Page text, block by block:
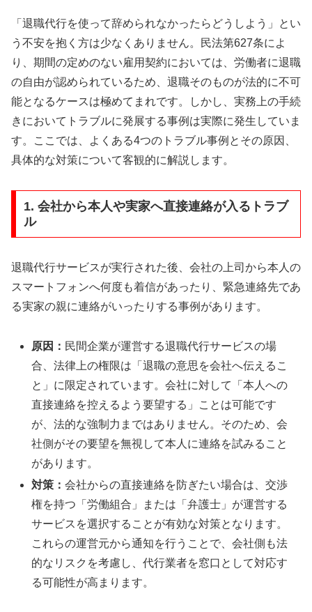
「退職代行を使って辞められなかったらどうしよう」とい
う不安を抱く方は少なくありません。民法第627条によ
り、期間の定めのない雇用契約においては、労働者に退職
の自由が認められているため、退職そのものが法的に不可
能となるケースは極めてまれです。しかし、実務上の手続
きにおいてトラブルに発展する事例は実際に発生していま
す。ここでは、よくある4つのトラブル事例とその原因、
具体的な対策について客観的に解説します。
1. 会社から本人や実家へ直接連絡が入るトラブ
ル
退職代行サービスが実行された後、会社の上司から本人の
スマートフォンへ何度も着信があったり、緊急連絡先であ
る実家の親に連絡がいったりする事例があります。
原因： 民間企業が運営する退職代行サービスの場
合、法律上の権限は「退職の意思を会社へ伝えるこ
と」に限定されています。会社に対して「本人への
直接連絡を控えるよう要望する」ことは可能です
が、法的な強制力まではありません。そのため、会
社側がその要望を無視して本人に連絡を試みること
があります。
対策：会社からの直接連絡を防ぎたい場合は、交渉
権を持つ「労働組合」または「弁護士」が運営する
サービスを選択することが有効な対策となります。
これらの運営元から通知を行うことで、会社側も法
的なリスクを考慮し、代行業者を窓口として対応す
る可能性が高まります。